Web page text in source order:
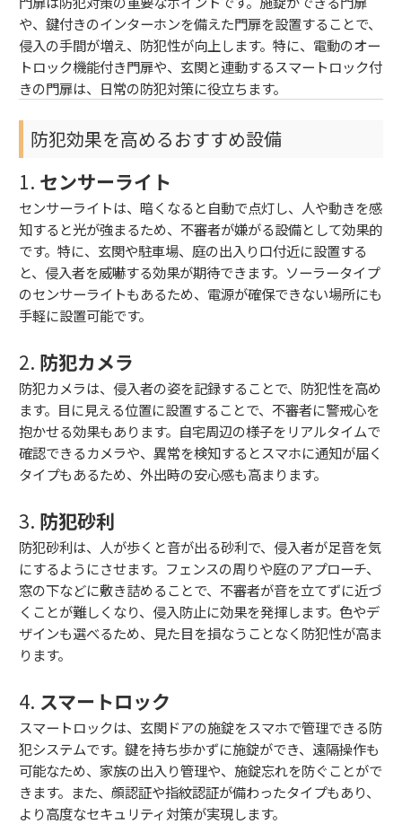
や、鍵付きのインターホンを備えた門扉を設置することで、
侵入の手間が増え、防犯性が向上します。特に、電動のオー
トロック機能付き門扉や、玄関と連動するスマートロック付
きの門扉は、日常の防犯対策に役立ちます。
防犯効果を高めるおすすめ設備
1. センサーライト
センサーライトは、暗くなると自動で点灯し、人や動きを感
知すると光が強まるため、不審者が嫌がる設備として効果的
です。特に、玄関や駐車場、庭の出入り口付近に設置する
と、侵入者を威嚇する効果が期待できます。ソーラータイプ
のセンサーライトもあるため、電源が確保できない場所にも
手軽に設置可能です。
2. 防犯カメラ
防犯カメラは、侵入者の姿を記録することで、防犯性を高め
ます。目に見える位置に設置することで、不審者に警戒心を
抱かせる効果もあります。自宅周辺の様子をリアルタイムで
確認できるカメラや、異常を検知するとスマホに通知が届く
タイプもあるため、外出時の安心感も高まります。
3. 防犯砂利
防犯砂利は、人が歩くと音が出る砂利で、侵入者が足音を気
にするようにさせます。フェンスの周りや庭のアプローチ、
窓の下などに敷き詰めることで、不審者が音を立てずに近づ
くことが難しくなり、侵入防止に効果を発揮します。色やデ
ザインも選べるため、見た目を損なうことなく防犯性が高ま
ります。
4. スマートロック
スマートロックは、玄関ドアの施錠をスマホで管理できる防
犯システムです。鍵を持ち歩かずに施錠ができ、遠隔操作も
可能なため、家族の出入り管理や、施錠忘れを防ぐことがで
きます。また、顔認証や指紋認証が備わったタイプもあり、
より高度なセキュリティ対策が実現します。